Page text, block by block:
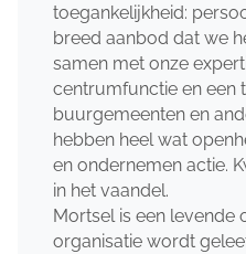
toegankelijkheid:
breed aanbod dat we
samen met onze
centrumfunctie en een
buurgemeenten en
hebben heel wat
en ondernemen actie.
in het vaandel.
Mortsel is een levende
organisatie wordt